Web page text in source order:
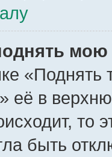
мою
«Поднять
её в
то
быть